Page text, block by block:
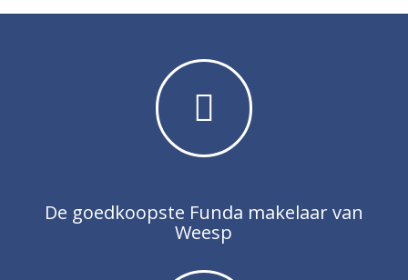
De goedkoopste Funda makelaar van
Weesp